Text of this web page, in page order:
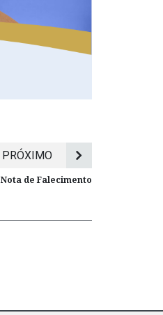
PRÓXIMO
Nota de Falecimento